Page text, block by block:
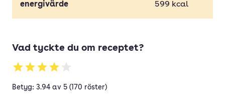
energivärde
599 kcal
Vad tyckte du om receptet?
Betyg: 3.94 av 5 (170 röster)